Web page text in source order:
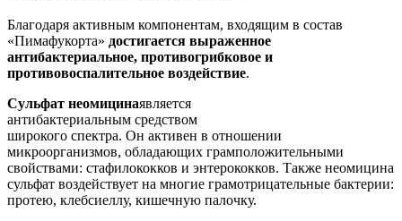
Благодаря активным компонентам, входящим в состав
«Пимафукорта» достигается выраженное
антибактериальное, противогрибковое и
противовоспалительное воздействие.
Сульфат неомицинаявляется
антибактериальным средством
широкого спектра. Он активен в отношении
микроорганизмов, обладающих грамположительными
свойствами: стафилококков и энтерококков. Также неомицина
сульфат воздействует на многие грамотрицательные бактерии:
протею, клебсиеллу, кишечную палочку.